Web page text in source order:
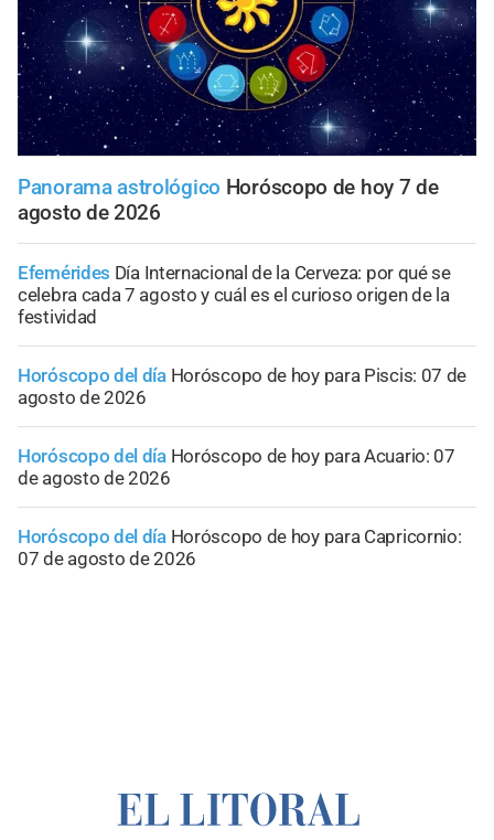
Panorama astrológico Horóscopo de hoy 7 de
agosto de 2026
Efemérides Día Internacional de la Cerveza: por qué se
celebra cada 7 agosto y cuál es el curioso origen de la
festividad
Horóscopo del día Horóscopo de hoy para Piscis: 07 de
agosto de 2026
Horóscopo del día Horóscopo de hoy para Acuario: 07
de agosto de 2026
Horóscopo del día Horóscopo de hoy para Capricornio:
07 de agosto de 2026